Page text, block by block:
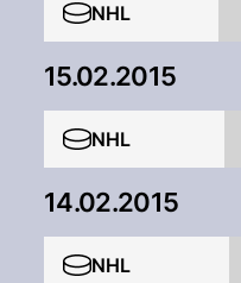
NHL
15.02.2015
NHL
14.02.2015
NHL